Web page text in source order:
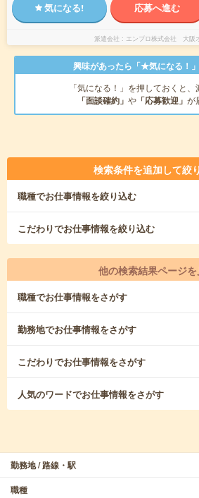
気になる! 応募へ進む
派遣会社 エンプロ株式会社 大阪
興味があったら「★気になる！
「気になる！」を押しておくと、
「面談確約」 や 「応募歓迎」 が
検索条件を追加して絞
職種でお仕事情報を絞り込む
こだわりでお仕事情報を絞り込む
他の検索結果ページを
職種でお仕事情報をさがす
勤務地でお仕事情報をさがす
こだわりでお仕事情報をさがす
人気のワードでお仕事情報をさがす
勤務地 / 路線・駅
職種